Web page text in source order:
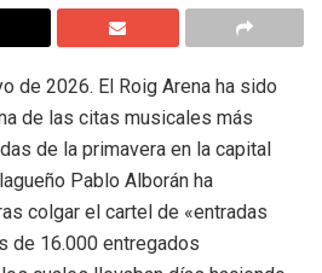
de 2026. El Roig Arena ha sido
de las citas musicales más
de la primavera en la capital
Pablo Alborán ha
colgar el cartel de «entradas
de 16.000 entregados